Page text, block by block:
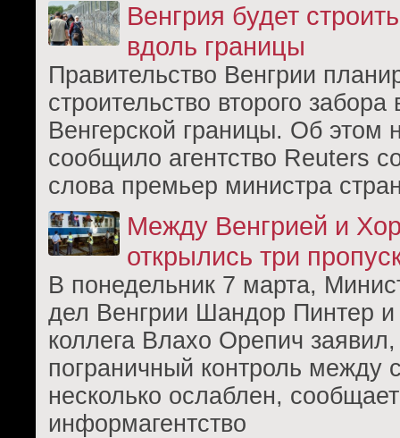
Венгрия будет
вдоль границы
Правительство Венгрии
строительство второго забора
Венгерской границы. Об этом
сообщило агентство Reuters
слова премьер министра
Между Венгрией и
открылись три
В понедельник 7 марта,
дел Венгрии Шандор Пинтер и
коллега Влахо Орепич заявил,
пограничный контроль между
несколько ослаблен, сообщает
информагентство